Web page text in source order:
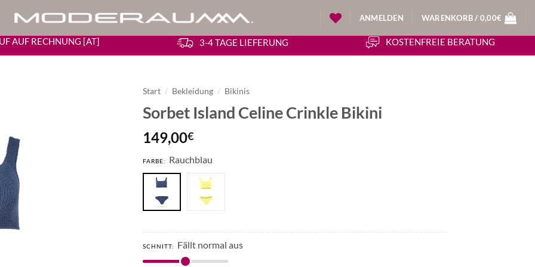
ANMELDEN WARENKORB / 0,00€
AUF RECHNUNG [AT] 3-4 TAGE LIEFERUNG KOSTENFREIE BERATUNG
Start / Bekleidung / Bikinis
Sorbet Island Celine Crinkle Bikini
149,00€
FARBE: Rauchblau
SCHNITT: Fällt normal aus